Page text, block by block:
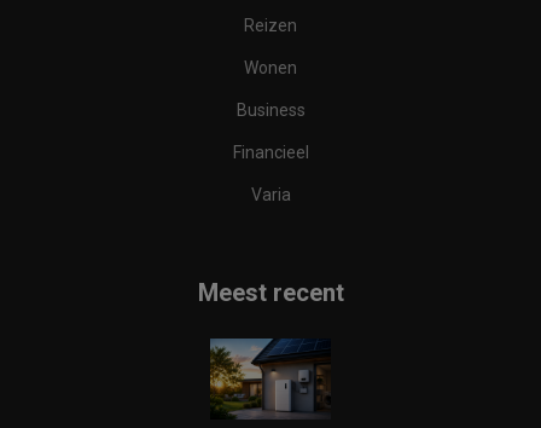
Reizen
Wonen
Business
Financieel
Varia
Meest recent